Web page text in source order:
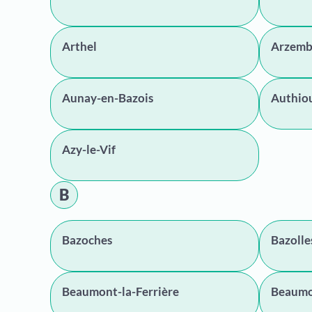
Arthel
Aunay-en-Bazois
Azy-le-Vif
B
Bazoches
Beaumont-la-Ferrière